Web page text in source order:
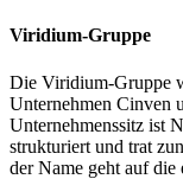
Viridium-Gruppe
Die Viridium-Gruppe
Unternehmen Cinven
Unternehmenssitz ist
strukturiert und trat
der Name geht auf die